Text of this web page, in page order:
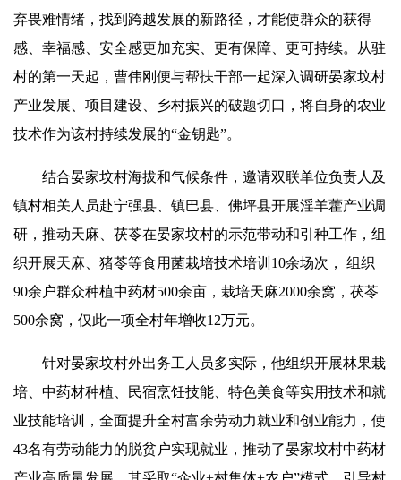
弃畏难情绪，找到跨越发展的新路径，才能使群众的获得
感、幸福感、安全感更加充实、更有保障、更可持续。从驻
村的第一天起，曹伟刚便与帮扶干部一起深入调研晏家坟村
产业发展、项目建设、乡村振兴的破题切口，将自身的农业
技术作为该村持续发展的“金钥匙”。
结合晏家坟村海拔和气候条件，邀请双联单位负责人及
镇村相关人员赴宁强县、镇巴县、佛坪县开展淫羊藿产业调
研，推动天麻、茯苓在晏家坟村的示范带动和引种工作，组
织开展天麻、猪苓等食用菌栽培技术培训10余场次， 组织
90余户群众种植中药材500余亩，栽培天麻2000余窝，茯苓
500余窝，仅此一项全村年增收12万元。
针对晏家坟村外出务工人员多实际，他组织开展林果栽
培、中药材种植、民宿烹饪技能、特色美食等实用技术和就
业技能培训，全面提升全村富余劳动力就业和创业能力，使
43名有劳动能力的脱贫户实现就业，推动了晏家坟村中药材